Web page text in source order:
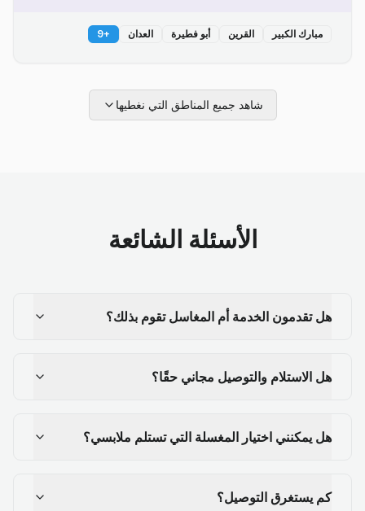
مبارك الكبير القرين أبو فطيرة العدان +
9
شاهد جميع المناطق التي نغطيها
الأسئلة الشائعة
هل تقدمون الخدمة أم المغاسل تقوم بذلك؟
هل الاستلام والتوصيل مجاني حقًا؟
هل يمكنني اختيار المغسلة التي تستلم ملابسي؟
كم يستغرق التوصيل؟